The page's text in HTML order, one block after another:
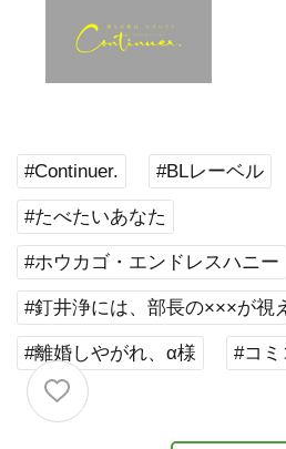
#Continuer. #BLレーベル
#たべたいあなた
#ホウカゴ・エンドレスハニー
#釘井浄には、部長の×××が視
#離婚しやがれ、α様 #コミ